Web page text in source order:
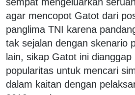
agar mencopot Gatot dari
panglima TNI karena
tak sejalan dengan skenario
lain, sikap Gatot ini
popularitas untuk mencari
dalam kaitan dengan